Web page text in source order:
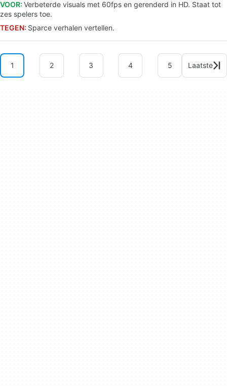
VOOR: Verbeterde visuals met 60fps en gerenderd in HD. Staat tot
zes spelers toe.
TEGEN: Sparce verhalen vertellen.
1 2 3 4 5 Laatste